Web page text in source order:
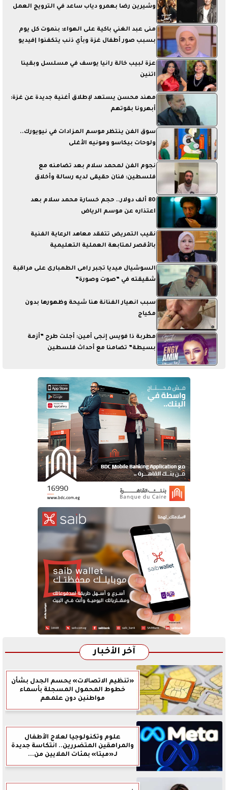
وشيرين رضا بعمرو دياب ساعد في الترويج العمل
منى عبد الغني باكية على الهواء: بنموت كل يوم
بسبب صور أطفال غزة وبأي ذنب يتكفنوا |فيديو
عزة لبيب خالة رانيا يوسف في مسلسل وبقينا
اتنين
مهند محسن يستعد لإطلاق أغنية جديدة عن غزة:
أبهرونا بقوتهم
سوق الفن ينتظر موسم المزادات في نيويورك..
ولوحات بيكاسو ومونيه الأغلى
نجوم الفن لمحمد سلام بعد تضامنه مع
فلسطين: فنان حقيقى لديه رسالة وأخلاق
80 ألف دولار.. حجم خسارة محمد سلام بعد
اعتذاره عن موسم الرياض
نقيب التمريض تتفقد معاهد الرعاية الفنية
بالأقصر لمتابعة العملية التعليمية
السوشيال ميديا تجبر رامى الطمبارى على مراقبة
شقيقته في ”صوت وصورة”
سبب انهيار الفنانة هنا شيحة وظهورها بدون
مكياج
مطربة ذا فويس إنجى أمين: أجلت طرح ”أزمة
بسيطة” تضامنا مع أحداث فلسطين
آخر الأخبار
«تنظيم الاتصالات» يحسم الجدل بشأن
خطوط المحمول المسجلة بأسماء
مواطنين دون علمهم
علوم وتكنولوجيا لعلاج الأطفال
والمراهقين المتضررين.. انتكاسة جديدة
لـ«ميتا» بمئات الملايين من...